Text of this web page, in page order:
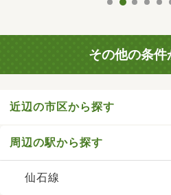
その他の条件
近辺の市区から探す
周辺の駅から探す
仙石線